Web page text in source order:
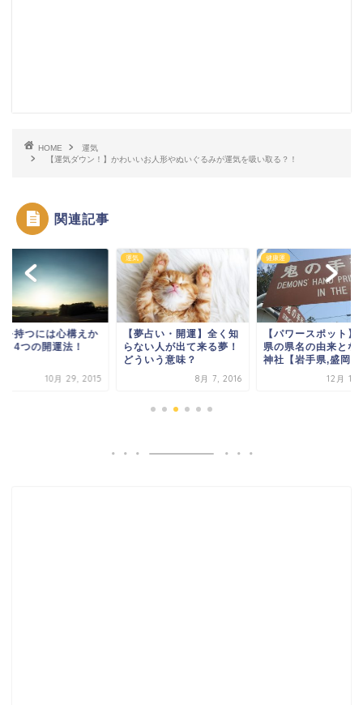
HOME
運気
【運気ダウン！】かわいいお人形やぬいぐるみが運気を吸い取る？！
関連記事
を持つには心構えか
？4つの開運法！
10月 29, 2015
運気
【夢占い・開運】全く知
らない人が出て来る夢！
どういう意味？
8月 7, 2016
健康運
【パワースポット】
県の県名の由来とな
神社【岩手県,盛岡
12月 15,